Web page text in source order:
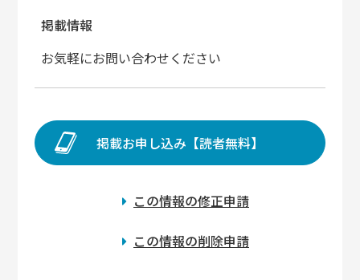
掲載情報
お気軽にお問い合わせください
掲載お申し込み【読者無料】
この情報の修正申請
この情報の削除申請